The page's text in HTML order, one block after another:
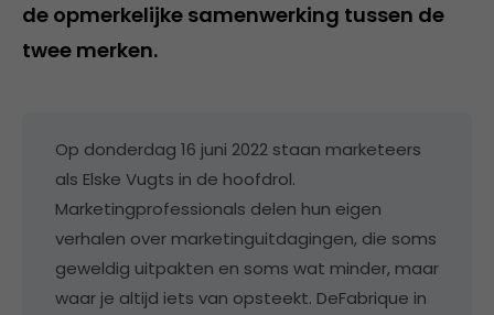
de opmerkelijke samenwerking tussen de
twee merken.
Op donderdag 16 juni 2022 staan marketeers
als Elske Vugts in de hoofdrol.
Marketingprofessionals delen hun eigen
verhalen over marketinguitdagingen, die soms
geweldig uitpakten en soms wat minder, maar
waar je altijd iets van opsteekt. DeFabrique in